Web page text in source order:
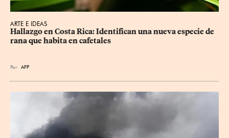
ARTE E IDEAS
Hallazgo en Costa Rica: Identifican una nueva especie de
rana que habita en cafetales
Por AFP